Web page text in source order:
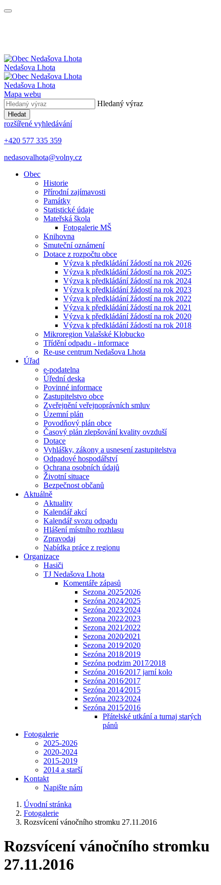
Nedašova Lhota
Nedašova Lhota
Mapa webu
Hledaný výraz
Hledat
rozšířené vyhledávání
+420 577 335 359
nedasovalhota@volny.cz
Obec
Historie
Přírodní zajímavosti
Památky
Statistické údaje
Mateřská škola
Fotogalerie MŠ
Knihovna
Smuteční oznámení
Dotace z rozpočtu obce
Výzva k předkládání žádostí na rok 2026
Výzva k předkládání žádostí na rok 2025
Výzva k předkládání žádostí na rok 2024
Výzva k předkládání žádostí na rok 2023
Výzva k předkládání žádostí na rok 2022
Výzva k předkládání žádostí na rok 2021
Výzva k předkládání žádostí na rok 2020
Výzva k předkládání žádostí na rok 2018
Mikroregion Valašské Klobucko
Třídění odpadu - informace
Re-use centrum Nedašova Lhota
Úřad
e-podatelna
Úřední deska
Povinné informace
Zastupitelstvo obce
Zveřejnění veřejnoprávních smluv
Územní plán
Povodňový plán obce
Časový plán zlepšování kvality ovzduší
Dotace
Vyhlášky, zákony a usnesení zastupitelstva
Odpadové hospodářství
Ochrana osobních údajů
Životní situace
Bezpečnost občanů
Aktuálně
Aktuality
Kalendář akcí
Kalendář svozu odpadu
Hlášení místního rozhlasu
Zpravodaj
Nabídka práce z regionu
Organizace
Hasiči
TJ Nedašova Lhota
Komentáře zápasů
Sezona 2025⁄2026
Sezóna 2024⁄2025
Sezóna 2023⁄2024
Sezona 2022⁄2023
Sezona 2021⁄2022
Sezona 2020⁄2021
Sezona 2019⁄2020
Sezóna 2018⁄2019
Sezóna podzim 2017⁄2018
Sezóna 2016⁄2017 jarní kolo
Sezóna 2016⁄2017
Sezóna 2014⁄2015
Sezóna 2023⁄2024
Sezóna 2015⁄2016
Přátelské utkání a turnaj starých
pánů
Fotogalerie
2025-2026
2020-2024
2015-2019
2014 a starší
Kontakt
Napište nám
Úvodní stránka
Fotogalerie
Rozsvícení vánočního stromku 27.11.2016
Rozsvícení vánočního stromku
27.11.2016